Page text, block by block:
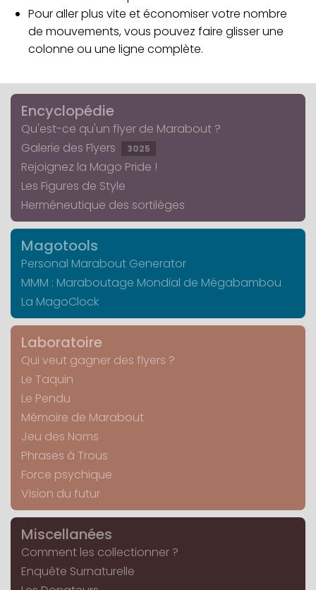
Pour aller plus vite et économiser votre nombre
de mouvements, vous pouvez faire glisser une
colonne ou une ligne complète.
Encyclopédie
Qu'est-ce qu'un flyer de Marabout ?
Galerie des Flyers
3025
Rejoignez la Mago Pride !
Les Figures de Style
Herméneutique des sortilèges
Magotools
Personal Marabout Generator
MMM : Maraboutage Mondial de Mégabambou
La MagoClock
Laboratoire
Qui veut gagner des flyers ?
Le Taquin
Le Pendu
Mémoire de Marabout
Jeu des Noms
Phrases à Trous
Force psychique
Vision du futur
Miscellanées
Comment les collectionner ?
Enquête Surnaturelle